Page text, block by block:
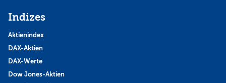
Indizes
Aktienindex
DAX-Aktien
DAX-Werte
Dow Jones-Aktien